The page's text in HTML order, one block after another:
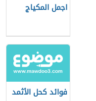
اجمل المكياج
فوائد كحل الأثمد